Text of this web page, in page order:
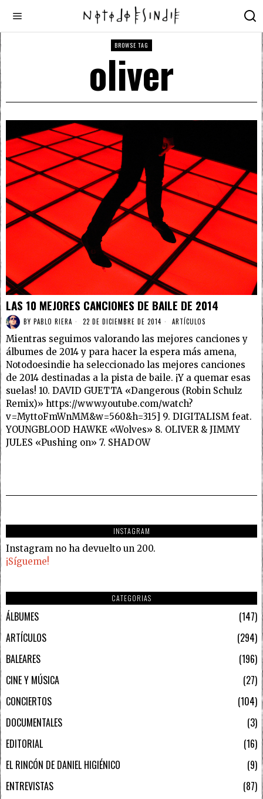
BROWSE TAG
oliver
LAS 10 MEJORES CANCIONES DE BAILE DE 2014
BY PABLO RIERA 22 DE DICIEMBRE DE 2014 ARTÍCULOS
Mientras seguimos valorando las mejores canciones y
álbumes de 2014 y para hacer la espera más amena,
Notodoesindie ha seleccionado las mejores canciones
de 2014 destinadas a la pista de baile. ¡Y a quemar esas
suelas! 10. DAVID GUETTA «Dangerous (Robin Schulz
Remix)» https://www.youtube.com/watch?
v=MyttoFmWnMM&w=560&h=315] 9. DIGITALISM feat.
YOUNGBLOOD HAWKE «Wolves» 8. OLIVER & JIMMY
JULES «Pushing on» 7. SHADOW
INSTAGRAM
Instagram no ha devuelto un 200.
¡Sígueme!
CATEGORIAS
ÁLBUMES
147
ARTÍCULOS
294
BALEARES
196
CINE Y MÚSICA
27
CONCIERTOS
104
DOCUMENTALES
3
EDITORIAL
16
EL RINCÓN DE DANIEL HIGIÉNICO
9
ENTREVISTAS
87